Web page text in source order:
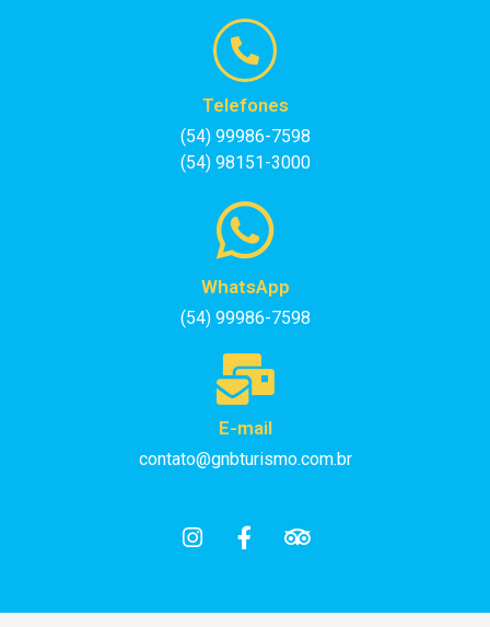
Telefones
(54) 99986-7598
(54) 98151-3000
WhatsApp
(54) 99986-7598
E-mail
contato@gnbturismo.com.br